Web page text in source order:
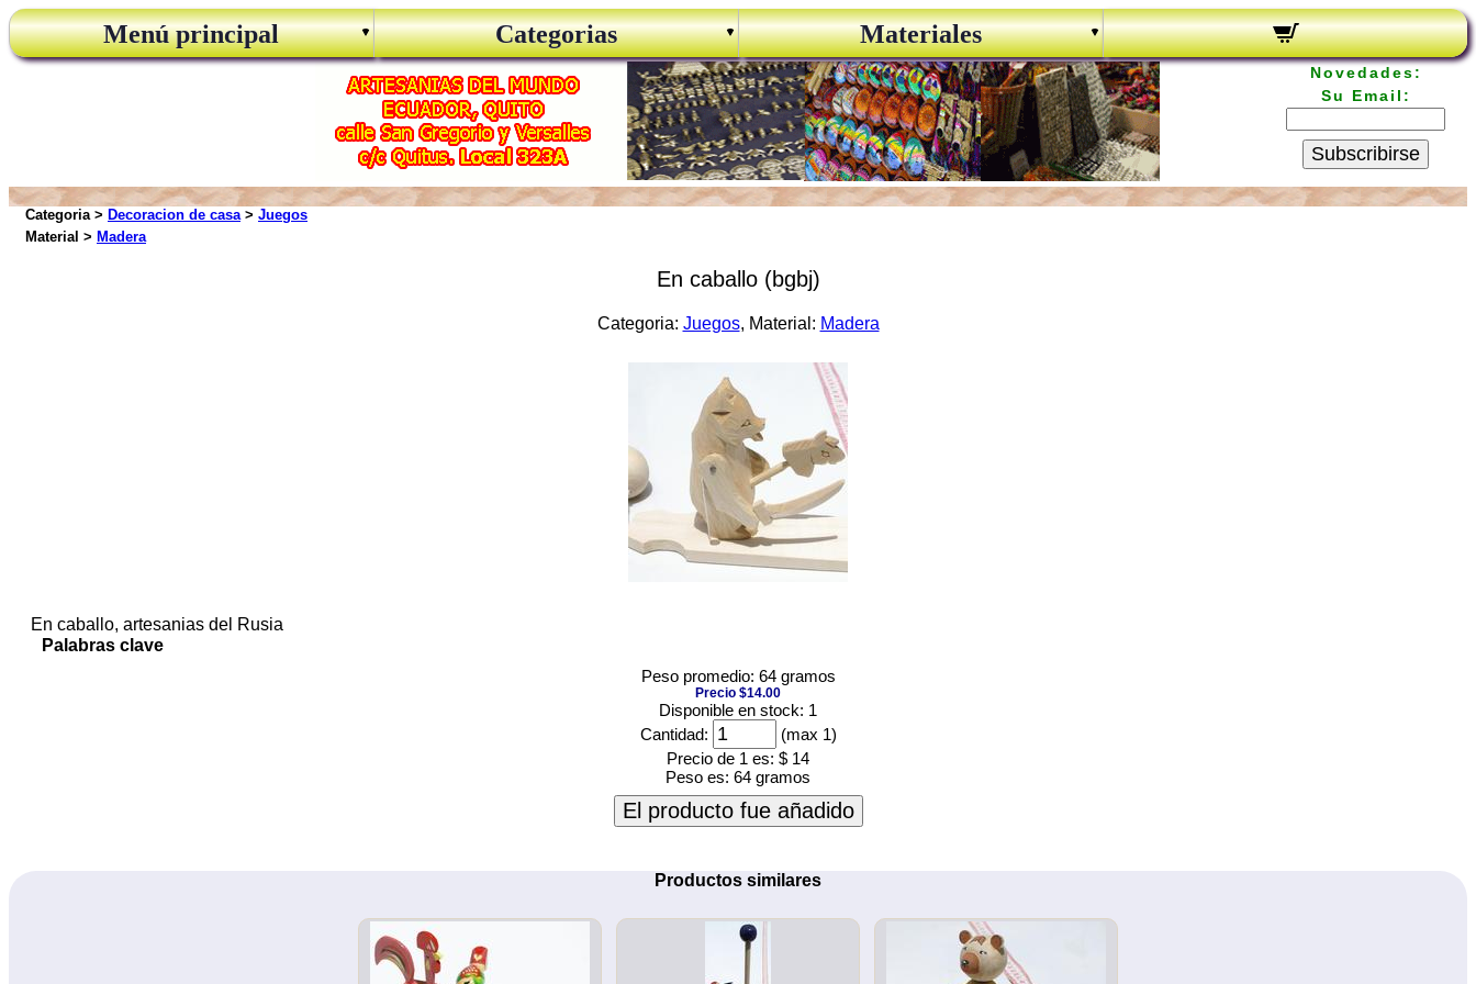
Menú principal Categorias Materiales
Novedades:
Su Email:
Subscribirse
Categoria > Decoracion de casa> Juegos
Material > Madera
En caballo (bgbj)
Categoria: Juegos, Material: Madera
En caballo, artesanias del Rusia
Palabras clave
Peso promedio: 64 gramos
Precio $14.00
Disponible en stock: 1
Cantidad:
(max 1)
Precio de 1 es: $ 14
Peso es: 64 gramos
El producto fue añadido
Productos similares